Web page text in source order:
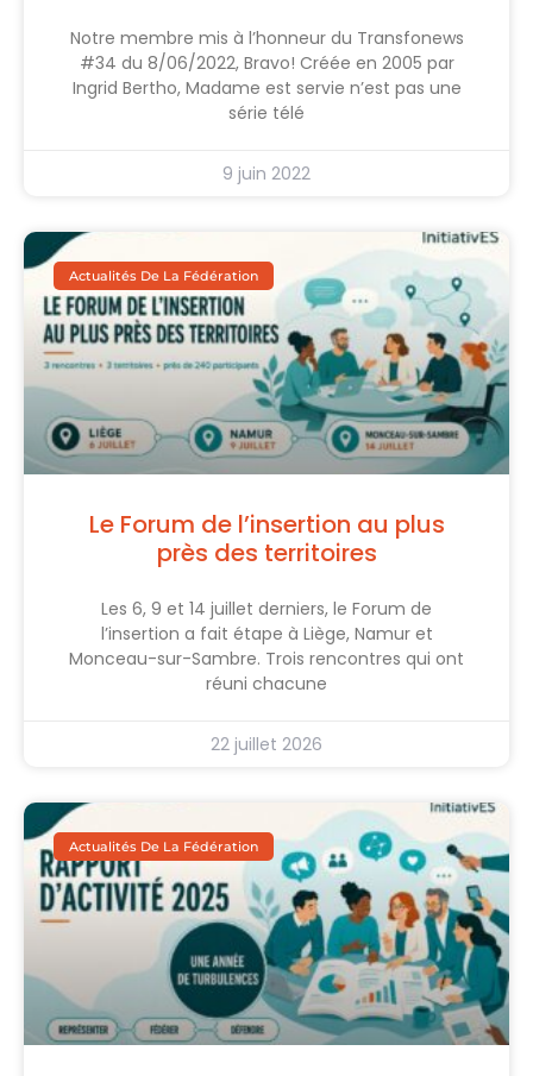
Notre membre mis à l’honneur du Transfonews
#34 du 8/06/2022, Bravo! Créée en 2005 par
Ingrid Bertho, Madame est servie n’est pas une
série télé
9 juin 2022
Actualités De La Fédération
Le Forum de l’insertion au plus
près des territoires
Les 6, 9 et 14 juillet derniers, le Forum de
l’insertion a fait étape à Liège, Namur et
Monceau-sur-Sambre. Trois rencontres qui ont
réuni chacune
22 juillet 2026
Actualités De La Fédération